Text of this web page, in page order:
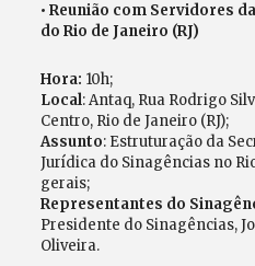
• Reunião com Servidores
do Rio de Janeiro (RJ)
Hora: 10h;
Local: Antaq, Rua Rodrigo
Centro, Rio de Janeiro (RJ);
Assunto: Estruturação da
Jurídica do Sinagências no
gerais;
Representantes do
Presidente do Sinagências,
Oliveira.